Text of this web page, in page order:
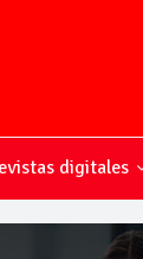
digitales